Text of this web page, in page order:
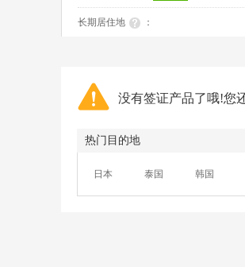
长期居住地 ：
没有签证产品了哦!您
热门目的地
日本 泰国 韩国